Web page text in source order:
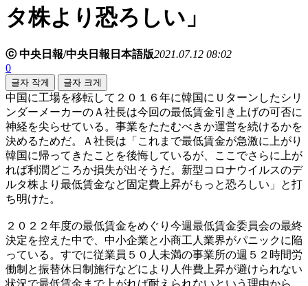
タ株より恐ろしい」
ⓒ 中央日報/中央日報日本語版2021.07.12 08:02
0
글자 작게 글자 크게
中国に工場を移転して２０１６年に韓国にＵターンしたシリ
ンダーメーカーのＡ社長は今回の最低賃金引き上げの可否に
神経を尖らせている。事業をたたむべきか運営を続けるかを
決めるためだ。Ａ社長は「これまで最低賃金が急激に上がり
韓国に帰ってきたことを後悔しているが、ここでさらに上が
れば利潤どころか損失が出そうだ。新型コロナウイルスのデ
ルタ株より最低賃金など固定費上昇がもっと恐ろしい」と打
ち明けた。
２０２２年度の最低賃金をめぐり今週最低賃金委員会の最終
決定を控えた中で、中小企業と小商工人業界がパニックに陥
っている。すでに従業員５０人未満の事業所の週５２時間労
働制と振替休日制施行などにより人件費上昇が避けられない